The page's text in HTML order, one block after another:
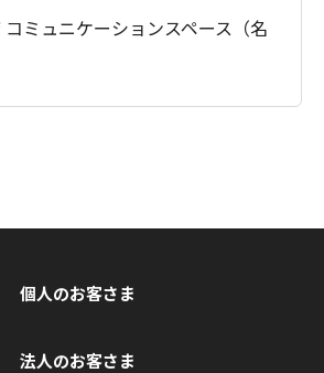
ミュニケーションスペース（名
個人のお客さま
法人のお客さま